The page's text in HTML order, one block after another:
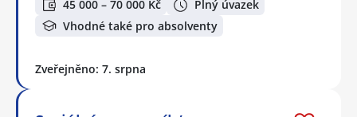
45 000 – 70 000 Kč
Plný úvazek
Vhodné také pro absolventy
Zveřejněno: 7. srpna